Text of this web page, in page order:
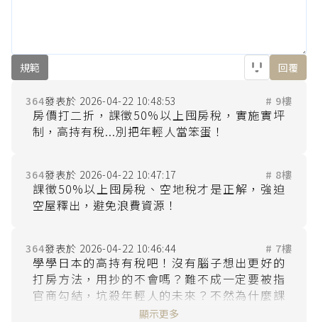
規範 回覆
364 2026-04-22 10:48:53 # 9樓
房價打二折，課徵50%以上囤房稅，實施實坪
364 2026-04-22 10:47:17 # 8樓
課徵50%以上囤房稅、空地稅才是正解，強迫
364 2026-04-22 10:46:44 # 7樓
學學日本的高持有稅吧！沒有腦子想出更好的
打房方法，用抄的不會嗎？難不成一定要被指
官商勾結，坑殺年輕人的未來？不然為什麼課
這種低得笑死人的囤房稅？還有害死年輕人一
顯示更多